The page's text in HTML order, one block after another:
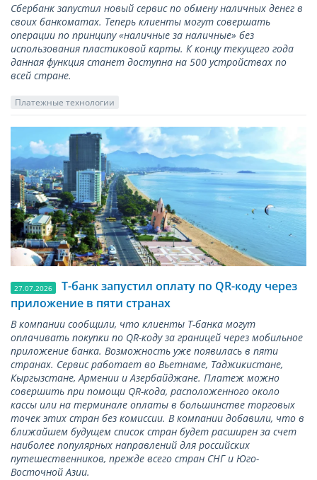
Сбербанк запустил новый сервис по обмену наличных денег в
своих банкоматах. Теперь клиенты могут совершать
операции по принципу «наличные за наличные» без
использования пластиковой карты. К концу текущего года
данная функция станет доступна на 500 устройствах по
всей стране.
Платежные технологии
27.07.2026
Т-банк запустил оплату по QR-коду через
приложение в пяти странах
В компании сообщили, что клиенты Т-банка могут
оплачивать покупки по QR-коду за границей через мобильное
приложение банка. Возможность уже появилась в пяти
странах. Сервис работает во Вьетнаме, Таджикистане,
Кыргызстане, Армении и Азербайджане. Платеж можно
совершить при помощи QR-кода, расположенного около
кассы или на терминале оплаты в большинстве торговых
точек этих стран без комиссии. В компании добавили, что в
ближайшем будущем список стран будет расширен за счет
наиболее популярных направлений для российских
путешественников, прежде всего стран СНГ и Юго-
Восточной Азии.